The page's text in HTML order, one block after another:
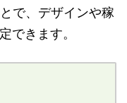
で、デザインや稼
できます。